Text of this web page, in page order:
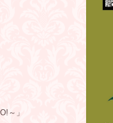
～」